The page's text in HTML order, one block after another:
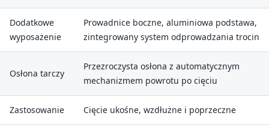
Dodatkowe
wyposażenie
Prowadnice boczne, aluminiowa podstawa,
zintegrowany system odprowadzania trocin
Osłona tarczy
Przezroczysta osłona z automatycznym
mechanizmem powrotu po cięciu
Zastosowanie Cięcie ukośne, wzdłużne i poprzeczne